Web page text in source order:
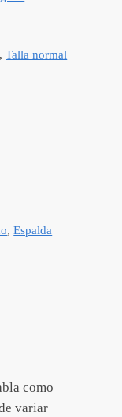
,Talla normal
,Espalda
como
variar